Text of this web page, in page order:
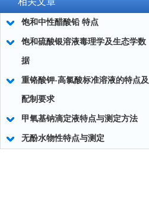
饱和中性醋酸铅 特点
饱和硫酸银溶液毒理学及生态学数
据
重铬酸钾-高氯酸标准溶液的特点及
配制要求
甲氧基钠滴定液特点与测定方法
无酚水物性特点与测定